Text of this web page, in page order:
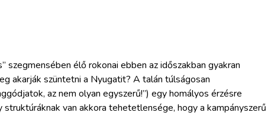
szegmensében élő rokonai ebben az időszakban gyakran
akarják szüntetni a Nyugatit? A talán túlságosan
az nem olyan egyszerű!”) egy homályos érzésre
van akkora tehetetlensége, hogy a kampányszerű